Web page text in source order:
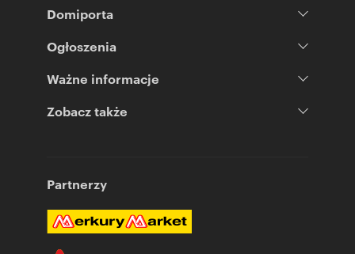
Domiporta
Ogłoszenia
Ważne informacje
Zobacz także
Partnerzy